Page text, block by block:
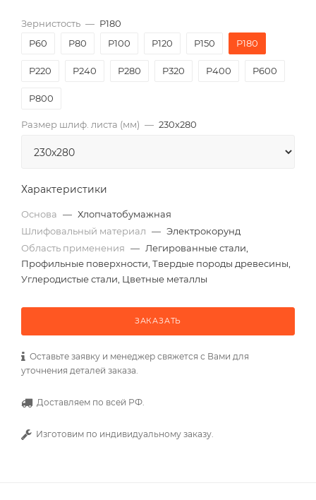
Зернистость — P180
P60
P80 P100 P120 P150 P180
P220 P240 P280 P320 P400 P600
P800
Размер шлиф. листа (мм) — 230х280
Характеристики
Основа — Хлопчатобумажная
Шлифовальный материал — Электрокорунд
Область применения — Легированные стали,
Профильные поверхности, Твердые породы древесины,
Углеродистые стали, Цветные металлы
ЗАКАЗАТЬ
Оставьте заявку и менеджер свяжется с Вами для
уточнения деталей заказа.
Доставляем по всей РФ.
Изготовим по индивидуальному заказу.